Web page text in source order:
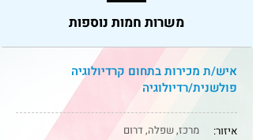
משרות חמות נוספות
איש/ת מכירות בתחום קרדיולוגיה
פולשנית/רדיולוגיה
איזור:
מרכז, שפלה, דרום